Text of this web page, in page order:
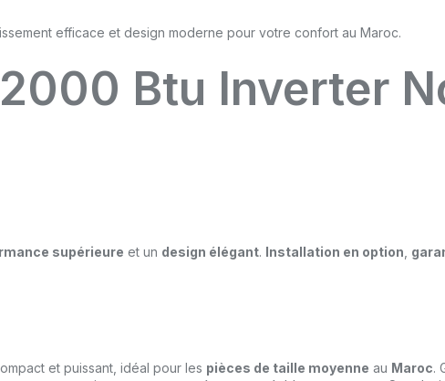
Btu Inverter
supérieure et un design élégant. Installation en option
et puissant, idéal pour les pièces de taille moyenne au Maroc.